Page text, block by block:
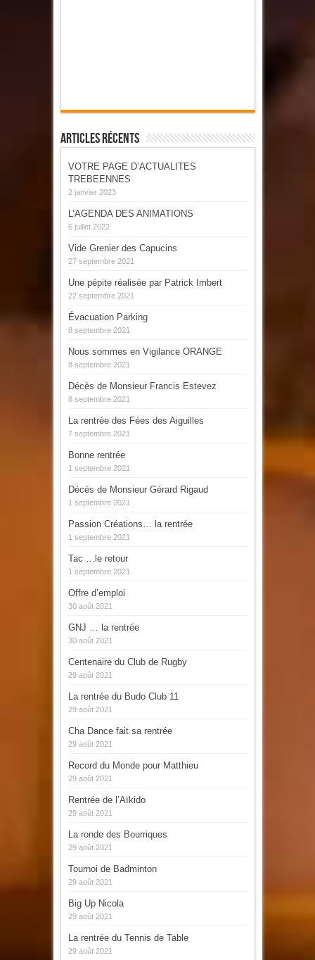
Articles Récents
VOTRE PAGE D’ACTUALITES
TREBEENNES
2 janvier 2023
L’AGENDA DES ANIMATIONS
6 juillet 2022
Vide Grenier des Capucins
27 septembre 2021
Une pépite réalisée par Patrick Imbert
22 septembre 2021
Évacuation Parking
8 septembre 2021
Nous sommes en Vigilance ORANGE
8 septembre 2021
Décès de Monsieur Francis Estevez
8 septembre 2021
La rentrée des Fées des Aiguilles
7 septembre 2021
Bonne rentrée
1 septembre 2021
Décès de Monsieur Gérard Rigaud
1 septembre 2021
Passion Créations… la rentrée
1 septembre 2021
Tac …le retour
1 septembre 2021
Offre d’emploi
30 août 2021
GNJ … la rentrée
30 août 2021
Centenaire du Club de Rugby
29 août 2021
La rentrée du Budo Club 11
29 août 2021
Cha Dance fait sa rentrée
29 août 2021
Record du Monde pour Matthieu
29 août 2021
Rentrée de l’Aïkido
29 août 2021
La ronde des Bourriques
29 août 2021
Tournoi de Badminton
29 août 2021
Big Up Nicola
29 août 2021
La rentrée du Tennis de Table
29 août 2021